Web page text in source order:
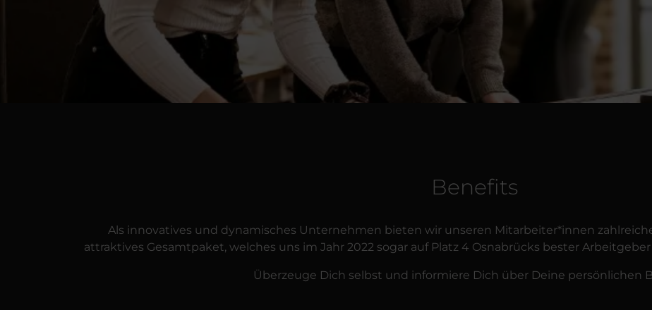
Benefits
Als innovatives und dynamisches Unternehmen bieten wir unseren Mitarbeiter*innen
attraktives Gesamtpaket, welches uns im Jahr 2022 sogar auf Platz 4 Osnabrücks bester
Überzeuge Dich selbst und informiere Dich über Deine persönlichen